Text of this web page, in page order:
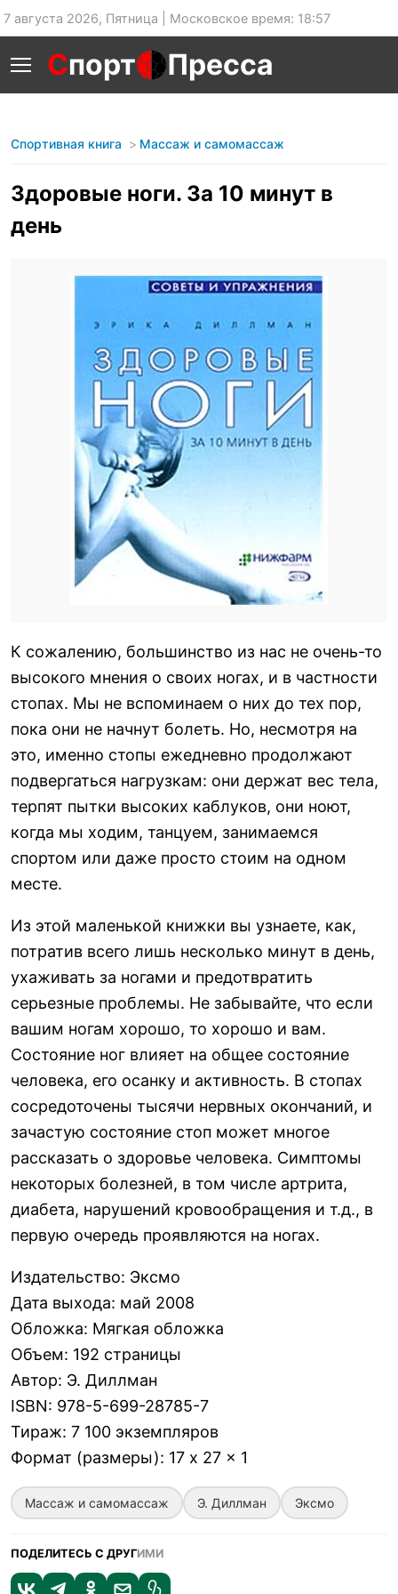
7 августа 2026, Пятница | Московское время: 18:57
Спорт Пресса
Спортивная книга Массаж и самомассаж
Здоровые ноги. За 10 минут в
день
К сожалению, большинство из нас не очень-то
высокого мнения о своих ногах, и в частности
стопах. Мы не вспоминаем о них до тех пор,
пока они не начнут болеть. Но, несмотря на
это, именно стопы ежедневно продолжают
подвергаться нагрузкам: они держат вес тела,
терпят пытки высоких каблуков, они ноют,
когда мы ходим, танцуем, занимаемся
спортом или даже просто стоим на одном
месте.
Из этой маленькой книжки вы узнаете, как,
потратив всего лишь несколько минут в день,
ухаживать за ногами и предотвратить
серьезные проблемы. Не забывайте, что если
вашим ногам хорошо, то хорошо и вам.
Состояние ног влияет на общее состояние
человека, его осанку и активность. В стопах
сосредоточены тысячи нервных окончаний, и
зачастую состояние стоп может многое
рассказать о здоровье человека. Симптомы
некоторых болезней, в том числе артрита,
диабета, нарушений кровообращения и т.д., в
первую очередь проявляются на ногах.
Издательство: Эксмо
Дата выхода: май 2008
Обложка: Мягкая обложка
Объем: 192 страницы
Автор: Э. Диллман
ISBN: 978-5-699-28785-7
Тираж: 7 100 экземпляров
Формат (размеры): 17 x 27 x 1
Массаж и самомассаж Э. Диллман Эксмо
ПОДЕЛИТЕСЬ С ДРУГИМИ